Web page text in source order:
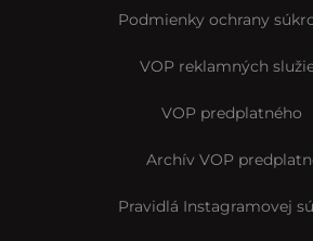
Podmienky ochrany
VOP reklamných
VOP predplatného
Archív VOP
Pravidlá Instagramovej